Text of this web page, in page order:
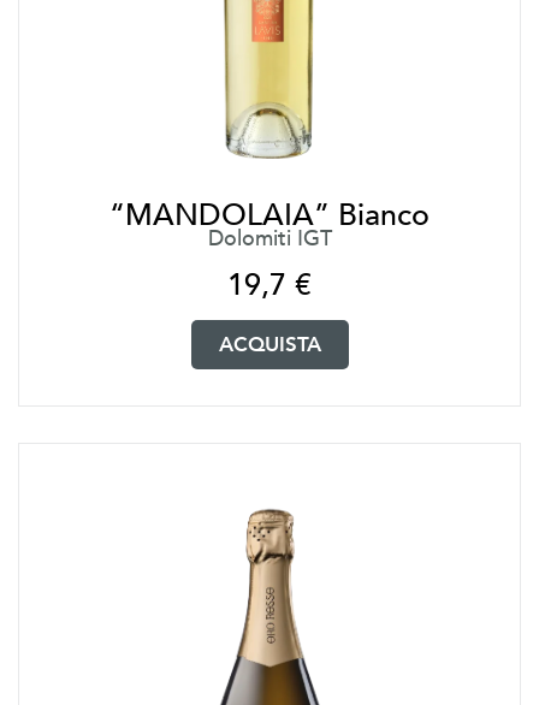
“MANDOLAIA” Bianco
Dolomiti IGT
19,7 €
ACQUISTA